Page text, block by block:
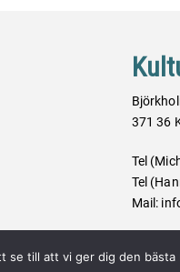
371 36
Tel
Tel
Mail:
se till att vi ger dig den